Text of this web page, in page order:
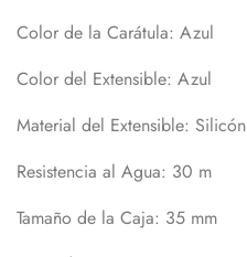
Color de la Carátula: Azul
Color del Extensible: Azul
Material del Extensible: Silicón
Resistencia al Agua: 30 m
Tamaño de la Caja: 35 mm